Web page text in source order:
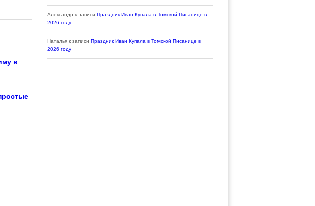
в
Александр к записи Праздник Иван Купала в Томской Писанице в
2026 году
Наталья к записи Праздник Иван Купала в Томской Писанице в
2026 году